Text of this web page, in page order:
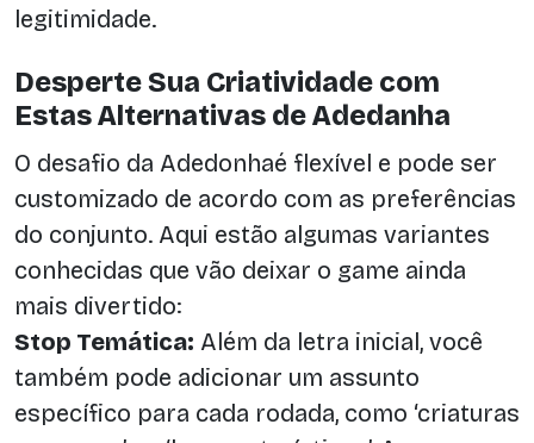
legitimidade.
Desperte Sua Criatividade com
Estas Alternativas de Adedanha
O desafio da Adedonhaé flexível e pode ser
customizado de acordo com as preferências
do conjunto. Aqui estão algumas variantes
conhecidas que vão deixar o game ainda
mais divertido:
Stop Temática: Além da letra inicial, você
também pode adicionar um assunto
específico para cada rodada, como ‘criaturas